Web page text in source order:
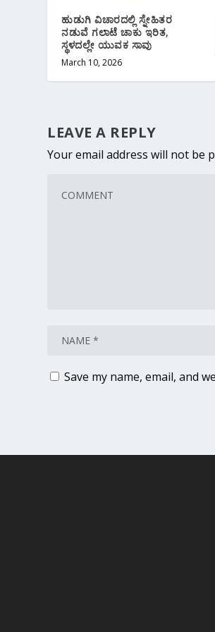
ಹುಡುಗಿ ವಿಚಾರದಲ್ಲಿ ಸ್ನೇಹಿತರ
ನಡುವೆ ಗಲಾಟೆ ಚಾಕು ಇರಿತ,
ಸ್ಥಳದಲ್ಲೇ ಯುವಕ ಸಾವು
March 10, 2026
LEAVE A REPLY
Your email address will not be
Save my name, email, and